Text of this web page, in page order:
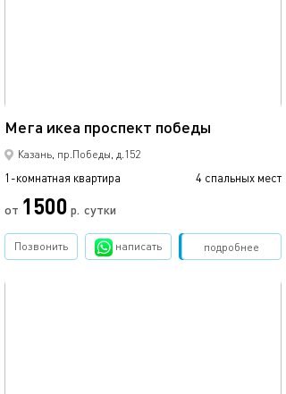
Мега икеа проспект победы
Казань, пр.Победы, д.152
1-комнатная квартира 4 спальных мест
от 1500 р. сутки
подробнее
Позвонить написать Забронировать